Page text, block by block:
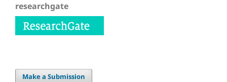
researchgate
Make a Submission